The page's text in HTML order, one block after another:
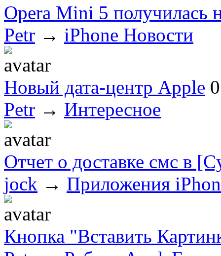
Opera Mini 5 получилась
Petr → iPhone Новости
Новый дата-центр Apple 0
Petr → Интересное
Отчет о доставке смс в
jock → Приложения
Кнопка "Вставить